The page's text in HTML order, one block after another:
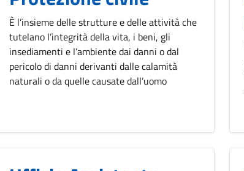
È l’insieme delle strutture e delle attività che
tutelano l’integrità della vita, i beni, gli
insediamenti e l’ambiente dai danni o dal
pericolo di danni derivanti dalle calamità
naturali o da quelle causate dall’uomo